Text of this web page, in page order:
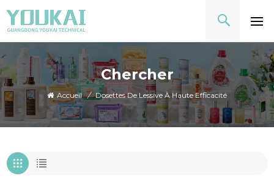
Chercher
Accueil / Dosettes De Lessive À Haute Efficacité